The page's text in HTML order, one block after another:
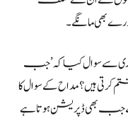
بھی مانگے۔
سے سوال کیا کہ ’جب
ہیں؟مداح کے سوال کا
جب بھی ڈپریشن ہوتا ہے